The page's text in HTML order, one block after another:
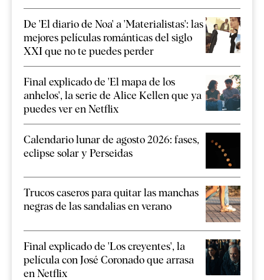
De 'El diario de Noa' a 'Materialistas': las
mejores películas románticas del siglo
XXI que no te puedes perder
Final explicado de 'El mapa de los
anhelos', la serie de Alice Kellen que ya
puedes ver en Netflix
Calendario lunar de agosto 2026: fases,
eclipse solar y Perseidas
Trucos caseros para quitar las manchas
negras de las sandalias en verano
Final explicado de 'Los creyentes', la
película con José Coronado que arrasa
en Netflix